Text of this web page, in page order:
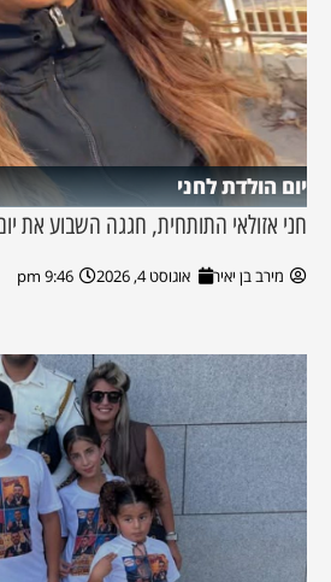
יום הולדת לחני
חני אזולאי התותחית, חגגה השבוע את
מירב בן יאיר אוגוסט 4, 2026 9:46 pm